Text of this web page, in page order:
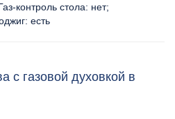
контроль стола: нет
есть
с газовой духовкой в